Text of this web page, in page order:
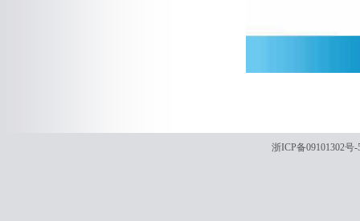
浙ICP备09101302号-